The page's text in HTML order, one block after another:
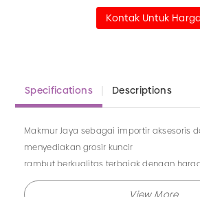
Kontak Untuk Harga
Specifications Descriptions
Makmur Jaya sebagai importir aksesoris
menyediakan grosir kuncir
rambut berkualitas terbaiak dengan
Tersedia juga aksesoris jilbab, kuas